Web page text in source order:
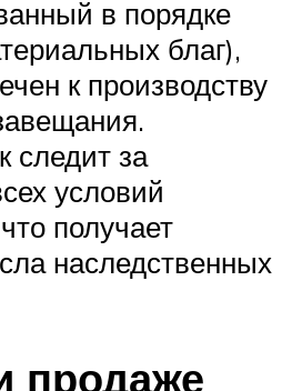
в порядке
благ),
к производству
следит за
условий
получает
наследственных
продаже